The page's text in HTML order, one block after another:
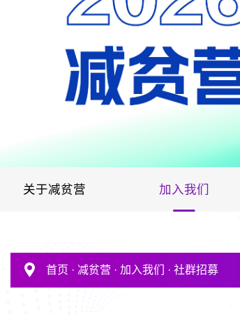
关于减贫营 加入我们
首页 · 减贫营 · 加入我们 · 社群招募